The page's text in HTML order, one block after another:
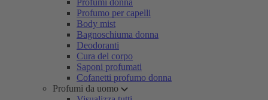
Profumi donna
Profumo per capelli
Body mist
Bagnoschiuma donna
Deodoranti
Cura del corpo
Saponi profumati
Cofanetti profumo donna
Profumi da uomo